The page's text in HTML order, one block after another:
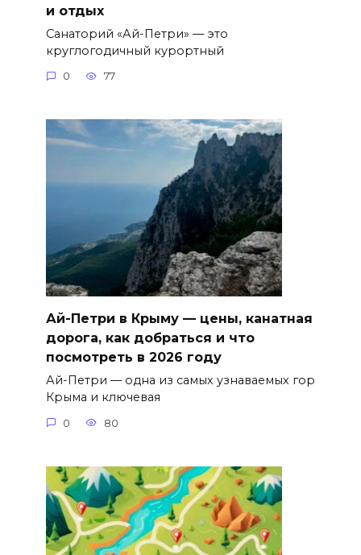
и отдых
Санаторий «Ай-Петри» — это
круглогодичный курортный
0 77
Ай-Петри в Крыму — цены, канатная
дорога, как добраться и что
посмотреть в 2026 году
Ай-Петри — одна из самых узнаваемых гор
Крыма и ключевая
0 80